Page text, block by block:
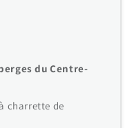
du Centre-
charrette de